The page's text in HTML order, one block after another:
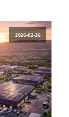
2026-02-26